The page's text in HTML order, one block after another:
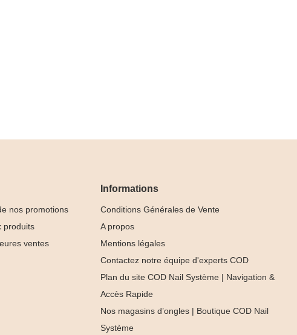
nos promotions
produits
ventes
Informations
Conditions Générales de Vente
A propos
Mentions légales
Contactez notre équipe d'experts COD
Plan du site COD Nail Système | Navigation &
Accès Rapide
Nos magasins d’ongles | Boutique COD Nail
Système